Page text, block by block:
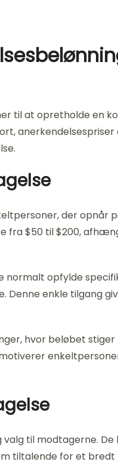
til at opretholde en
anerkendelsespriser
der opnår
fra $50 til $200,
normalt opfylde
Denne enkle tilgang
hvor beløbet stiger
til modtagerne. De
tiltalende for et bredt